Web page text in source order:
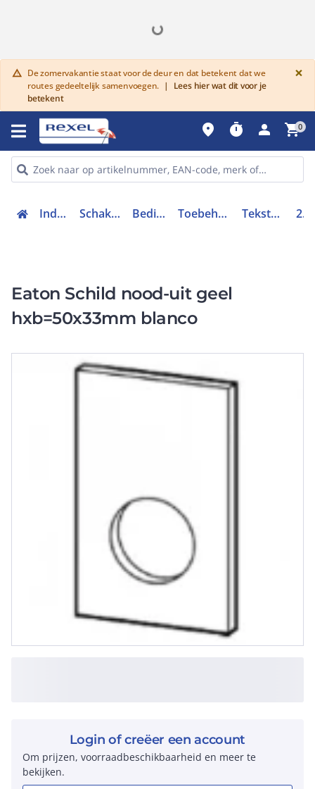
warning De zomervakantie staat voor de deur en dat betekent dat we
routes gedeeltelijk samenvoegen. |
Lees hier wat dit voor je
betekent
×
place timer person shopping_cart0
Industriele componenten Schakelen, bedienen en signaleren Bedieningen en signaleringen Toebehoren bedieningen en signaleringen Tekstschild drukknop / signaallamp 216470
Eaton Schild nood-uit geel
hxb=50x33mm blanco
Login of creëer een account
Om prijzen, voorraadbeschikbaarheid en meer te
bekijken.